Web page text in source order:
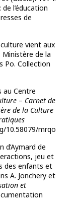
l’éducation
de
vient aux
Ministère de la
Po. Collection
au Centre
– Carnet de
de la Culture
10.58079/mrqo
d’Aymard de
jeu et
des enfants et
A. Jonchery et
et